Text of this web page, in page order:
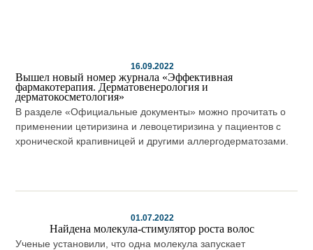
16.09.2022
Вышел новый номер журнала «Эффективная
фармакотерапия. Дерматовенерология и
дерматокосметология»
В разделе «Официальные документы» можно прочитать о
применении цетиризина и левоцетиризина у пациентов с
хронической крапивницей и другими аллергодерматозами.
01.07.2022
Найдена молекула-стимулятор роста волос
Ученые установили, что одна молекула запускает